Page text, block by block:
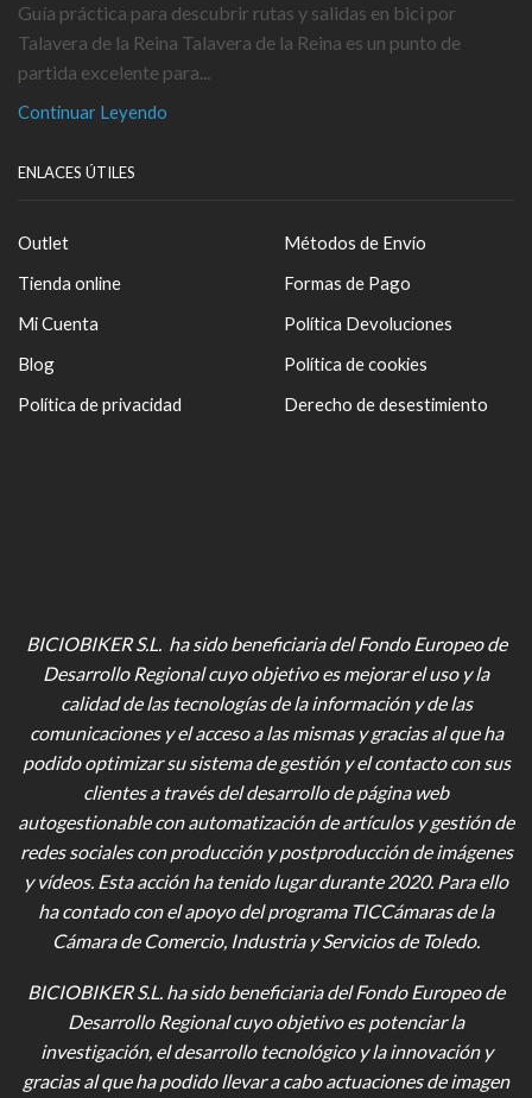
Guía práctica para descubrir rutas y salidas en bici por
Talavera de la Reina Talavera de la Reina es un punto de
partida excelente para...
Continuar Leyendo
ENLACES ÚTILES
Outlet
Tienda online
Mi Cuenta
Blog
Política de privacidad
Métodos de Envío
Formas de Pago
Política Devoluciones
Política de cookies
Derecho de desestimiento
BICIOBIKER S.L. ha sido beneficiaria del Fondo Europeo de
Desarrollo Regional cuyo objetivo es mejorar el uso y la
calidad de las tecnologías de la información y de las
comunicaciones y el acceso a las mismas y gracias al que ha
podido optimizar su sistema de gestión y el contacto con sus
clientes a través del desarrollo de página web
autogestionable con automatización de artículos y gestión de
redes sociales con producción y postproducción de imágenes
y vídeos. Esta acción ha tenido lugar durante 2020. Para ello
ha contado con el apoyo del programa TICCámaras de la
Cámara de Comercio, Industria y Servicios de Toledo.
BICIOBIKER S.L. ha sido beneficiaria del Fondo Europeo de
Desarrollo Regional cuyo objetivo es potenciar la
investigación, el desarrollo tecnológico y la innovación y
gracias al que ha podido llevar a cabo actuaciones de imagen